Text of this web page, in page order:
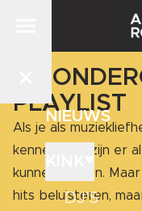
NIEUWS
DJ'S
DE
PLAYLIST
Als je als
kennen, dan zijn er
kunnen helpen.
hits beluisteren,